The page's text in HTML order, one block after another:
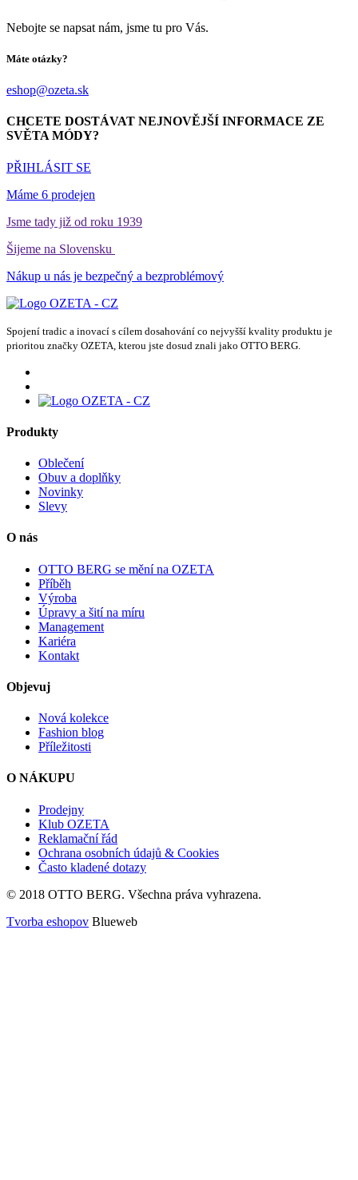
Nebojte se napsat nám, jsme tu pro Vás.
Máte otázky?
eshop@ozeta.sk
CHCETE DOSTÁVAT NEJNOVĚJŠÍ INFORMACE ZE
SVĚTA MÓDY?
PŘIHLÁSIT SE
Máme 6 prodejen
Jsme tady již od roku 1939
Šijeme na Slovensku
Nákup u nás je bezpečný a bezproblémový
Spojení tradic a inovací s cílem dosahování co nejvyšší kvality produktu je
prioritou značky OZETA, kterou jste dosud znali jako OTTO BERG.
Produkty
Oblečení
Obuv a doplňky
Novinky
Slevy
O nás
OTTO BERG se mění na OZETA
Příběh
Výroba
Úpravy a šití na míru
Management
Kariéra
Kontakt
Objevuj
Nová kolekce
Fashion blog
Příležitosti
O NÁKUPU
Prodejny
Klub OZETA
Reklamační řád
Ochrana osobních údajů & Cookies
Často kladené dotazy
© 2018 OTTO BERG. Všechna práva vyhrazena.
Tvorba eshopov Blueweb